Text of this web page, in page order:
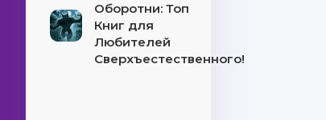
Оборотни: Топ
Книг для
Любителей
Сверхъестественного!